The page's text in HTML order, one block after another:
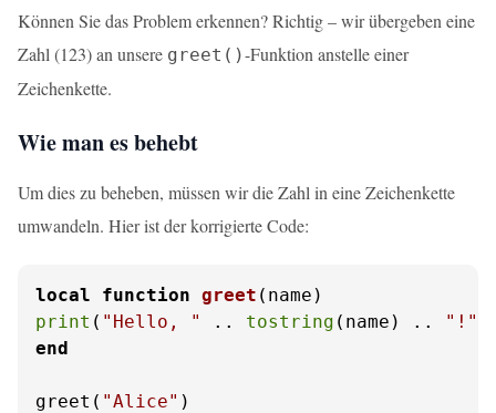
Können Sie das Problem erkennen? Richtig – wir übergeben eine
Zahl (123) an unsere greet()-Funktion anstelle einer
Zeichenkette.
Wie man es behebt
Um dies zu beheben, müssen wir die Zahl in eine Zeichenkette
umwandeln. Hier ist der korrigierte Code:
local function greet (name)
print ( "Hello, " .. tostring (name) .. "!"
end
greet( "Alice" )